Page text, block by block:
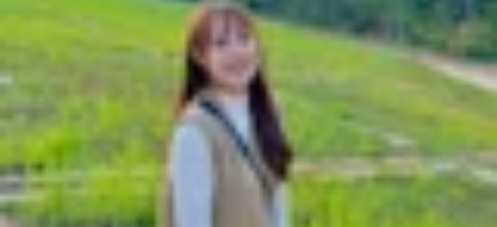
gọn nào mạnh hơn?
Thùy Nguyễn
Ngày đăng:
08/05/2025
Cập nhật:
08/05/2025
Theo dõi XTMobile trên